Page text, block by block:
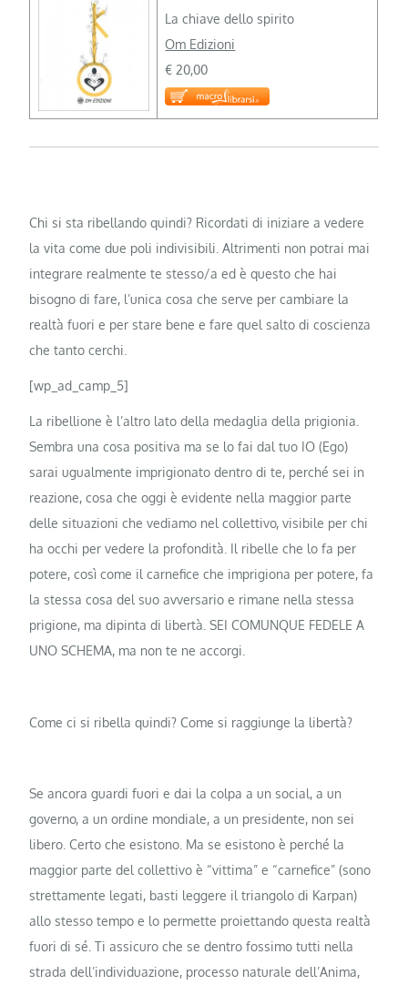
La chiave dello spirito
Om Edizioni
€ 20,00
Chi si sta ribellando quindi? Ricordati di iniziare a vedere
la vita come due poli indivisibili. Altrimenti non potrai mai
integrare realmente te stesso/a ed è questo che hai
bisogno di fare, l’unica cosa che serve per cambiare la
realtà fuori e per stare bene e fare quel salto di coscienza
che tanto cerchi.
[wp_ad_camp_5]
La ribellione è l’altro lato della medaglia della prigionia.
Sembra una cosa positiva ma se lo fai dal tuo IO (Ego)
sarai ugualmente imprigionato dentro di te, perché sei in
reazione, cosa che oggi è evidente nella maggior parte
delle situazioni che vediamo nel collettivo, visibile per chi
ha occhi per vedere la profondità. Il ribelle che lo fa per
potere, così come il carnefice che imprigiona per potere, fa
la stessa cosa del suo avversario e rimane nella stessa
prigione, ma dipinta di libertà. SEI COMUNQUE FEDELE A
UNO SCHEMA, ma non te ne accorgi.
Come ci si ribella quindi? Come si raggiunge la libertà?
Se ancora guardi fuori e dai la colpa a un social, a un
governo, a un ordine mondiale, a un presidente, non sei
libero. Certo che esistono. Ma se esistono è perché la
maggior parte del collettivo è “vittima” e “carnefice” (sono
strettamente legati, basti leggere il triangolo di Karpan)
allo stesso tempo e lo permette proiettando questa realtà
fuori di sé. Ti assicuro che se dentro fossimo tutti nella
strada dell’individuazione, processo naturale dell’Anima,